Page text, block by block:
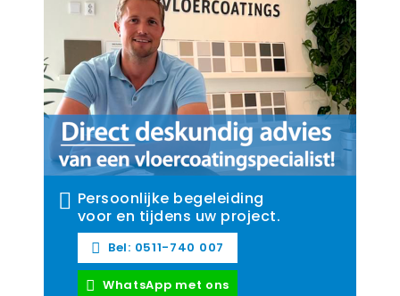
Persoonlijke begeleiding
voor en tijdens uw project.
Bel: 0511-740 007
WhatsApp met ons